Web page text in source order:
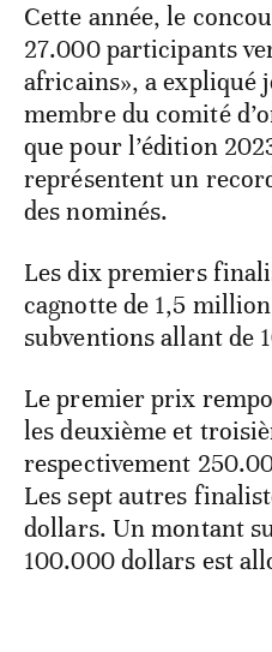
Cette année, le
27.000 participants
africains», a expliqué
membre du comité
que pour l’édition
représentent un
des nominés.
Les dix premiers
cagnotte de 1,5
subventions allant de
Le premier prix
les deuxième et
respectivement
Les sept autres
dollars. Un montant
100.000 dollars est